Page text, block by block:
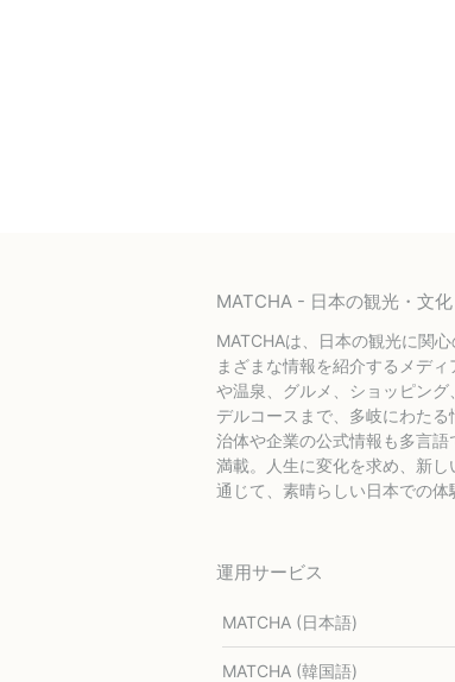
MATCHA - 日本の観光・文
MATCHAは、日本の観光に関
まざまな情報を紹介するメデ
や温泉、グルメ、ショッピン
デルコースまで、多岐にわた
治体や企業の公式情報も多言
満載。人生に変化を求め、新
通じて、素晴らしい日本での体
運用サービス
MATCHA (日本語)
MATCHA (韓国語)